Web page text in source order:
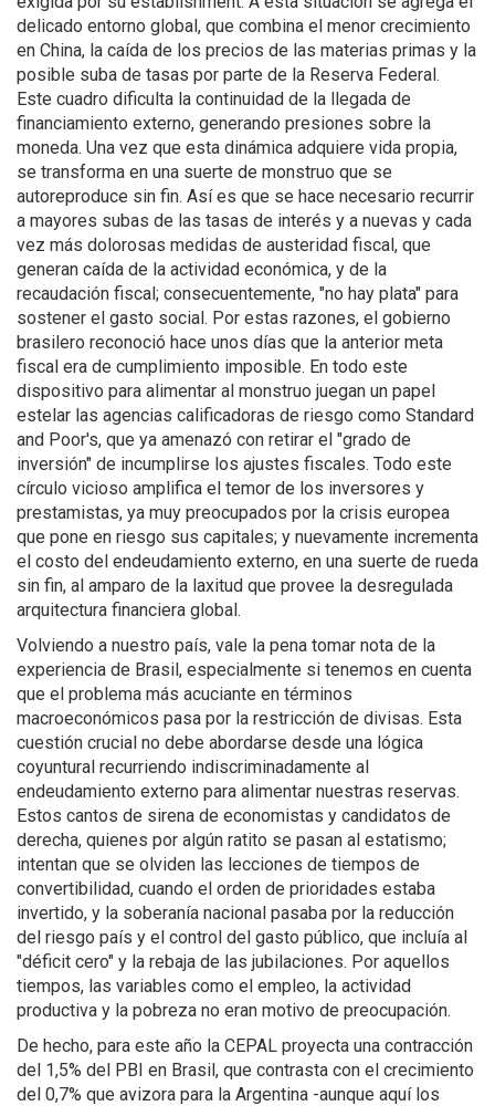
delicado entorno global, que combina el menor crecimiento
en China, la caída de los precios de las materias primas y la
posible suba de tasas por parte de la Reserva Federal.
Este cuadro dificulta la continuidad de la llegada de
financiamiento externo, generando presiones sobre la
moneda. Una vez que esta dinámica adquiere vida propia,
se transforma en una suerte de monstruo que se
autoreproduce sin fin. Así es que se hace necesario recurrir
a mayores subas de las tasas de interés y a nuevas y cada
vez más dolorosas medidas de austeridad fiscal, que
generan caída de la actividad económica, y de la
recaudación fiscal; consecuentemente, "no hay plata" para
sostener el gasto social. Por estas razones, el gobierno
brasilero reconoció hace unos días que la anterior meta
fiscal era de cumplimiento imposible. En todo este
dispositivo para alimentar al monstruo juegan un papel
estelar las agencias calificadoras de riesgo como Standard
and Poor's, que ya amenazó con retirar el "grado de
inversión" de incumplirse los ajustes fiscales. Todo este
círculo vicioso amplifica el temor de los inversores y
prestamistas, ya muy preocupados por la crisis europea
que pone en riesgo sus capitales; y nuevamente incrementa
el costo del endeudamiento externo, en una suerte de rueda
sin fin, al amparo de la laxitud que provee la desregulada
arquitectura financiera global.
Volviendo a nuestro país, vale la pena tomar nota de la
experiencia de Brasil, especialmente si tenemos en cuenta
que el problema más acuciante en términos
macroeconómicos pasa por la restricción de divisas. Esta
cuestión crucial no debe abordarse desde una lógica
coyuntural recurriendo indiscriminadamente al
endeudamiento externo para alimentar nuestras reservas.
Estos cantos de sirena de economistas y candidatos de
derecha, quienes por algún ratito se pasan al estatismo;
intentan que se olviden las lecciones de tiempos de
convertibilidad, cuando el orden de prioridades estaba
invertido, y la soberanía nacional pasaba por la reducción
del riesgo país y el control del gasto público, que incluía al
"déficit cero" y la rebaja de las jubilaciones. Por aquellos
tiempos, las variables como el empleo, la actividad
productiva y la pobreza no eran motivo de preocupación.
De hecho, para este año la CEPAL proyecta una contracción
del 1,5% del PBI en Brasil, que contrasta con el crecimiento
del 0,7% que avizora para la Argentina -aunque aquí los